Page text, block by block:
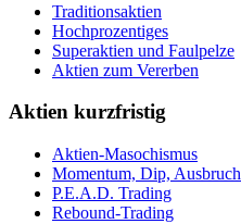
Traditionsaktien
Hochprozentiges
Superaktien und Faulpelze
Aktien zum Vererben
Aktien kurzfristig
Aktien-Masochismus
Momentum, Dip, Ausbruch
P.E.A.D. Trading
Rebound-Trading